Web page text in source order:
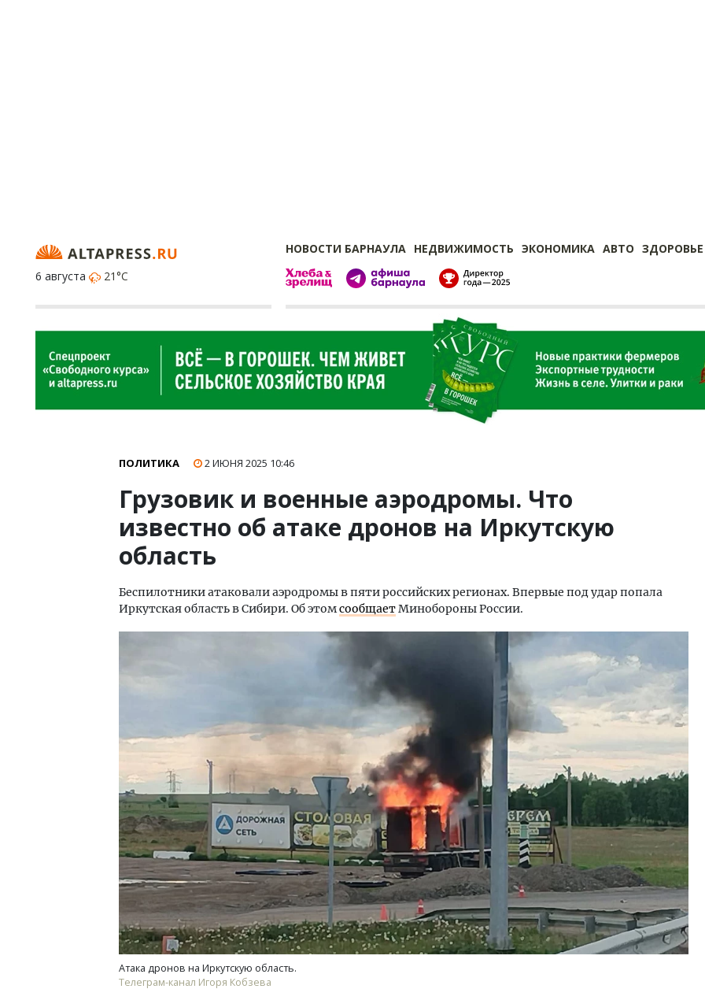
НОВОСТИ БАРНАУЛА НЕДВИЖИМОСТЬ ЭКОНОМИКА АВТО ЗДОРОВЬЕ
6 августа
21°C
ПОЛИТИКА 2 ИЮНЯ 2025 10:46
Грузовик и военные аэродромы. Что
известно об атаке дронов на Иркутскую
область
Беспилотники атаковали аэродромы в пяти российских регионах. Впервые под удар попала
Иркутская область в Сибири. Об этомсообщаетМинобороны России.
Атака дронов на Иркутскую область.
Телеграм-канал Игоря Кобзева
Смелость архитектурных идей.
Генеральный директор компании
ЗИАС — об эстетике городов,
трендах в фасадах и развитии рынка
СТРОИТЕЛЬСТВО
Двухуровневые номера и
Каким будет новый
«Белкур» в Белокурихе
ДОМА И КВАРТИРЫ